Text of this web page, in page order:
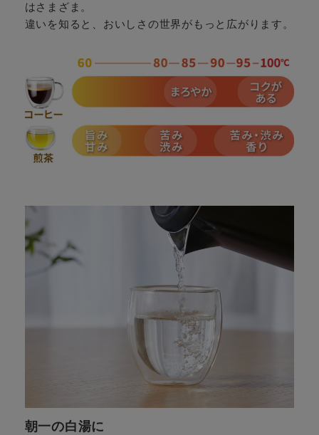
はさまざま。
違いを知ると、おいしさの世界がもっと広がります。
朝一の白湯に